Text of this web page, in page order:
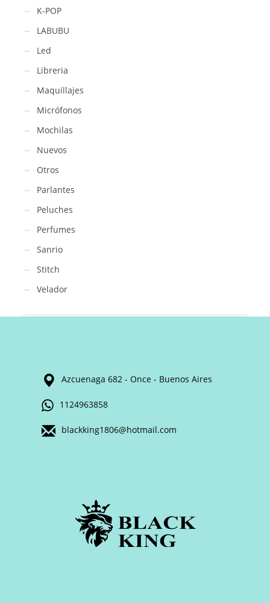
K-POP
LABUBU
Led
Libreria
Maquillajes
Micrófonos
Mochilas
Nuevos
Otros
Parlantes
Peluches
Perfumes
Sanrio
Stitch
Velador
Azcuenaga 682 - Once - Buenos Aires
1124963858
blackking1806@hotmail.com